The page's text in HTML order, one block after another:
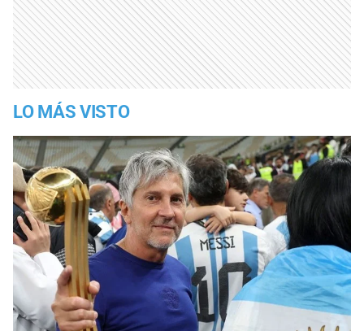
LO MÁS VISTO